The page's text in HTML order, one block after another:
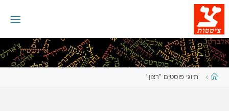
דלגו
לתוכן
עמודתיוגי פוסטים "רצון"